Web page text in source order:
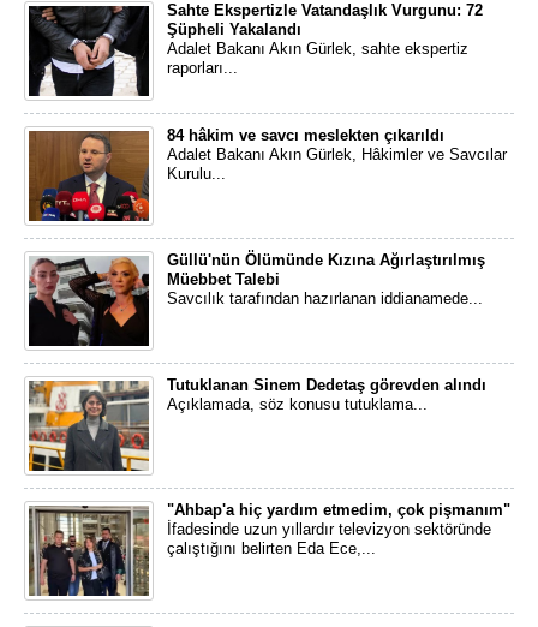
Sahte Ekspertizle Vatandaşlık Vurgunu: 72
Şüpheli Yakalandı
Adalet Bakanı Akın Gürlek, sahte ekspertiz
raporları...
84 hâkim ve savcı meslekten çıkarıldı
Adalet Bakanı Akın Gürlek, Hâkimler ve Savcılar
Kurulu...
Güllü'nün Ölümünde Kızına Ağırlaştırılmış
Müebbet Talebi
Savcılık tarafından hazırlanan iddianamede...
Tutuklanan Sinem Dedetaş görevden alındı
Açıklamada, söz konusu tutuklama...
"Ahbap'a hiç yardım etmedim, çok pişmanım"
İfadesinde uzun yıllardır televizyon sektöründe
çalıştığını belirten Eda Ece,...